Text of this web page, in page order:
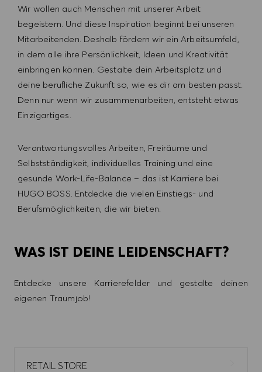
Wir wollen auch Menschen mit unserer Arbeit
begeistern. Und diese Inspiration beginnt bei unseren
Mitarbeitenden. Deshalb fördern wir ein Arbeitsumfeld,
in dem alle ihre Persönlichkeit, Ideen und Kreativität
einbringen können. Gestalte dein Arbeitsplatz und
deine berufliche Zukunft so, wie es dir am besten passt.
Denn nur wenn wir zusammenarbeiten, entsteht etwas
Einzigartiges.
Verantwortungsvolles Arbeiten, Freiräume und
Selbstständigkeit, individuelles Training und eine
gesunde Work-Life-Balance – das ist Karriere bei
HUGO BOSS. Entdecke die vielen Einstiegs- und
Berufsmöglichkeiten, die wir bieten.
WAS IST DEINE LEIDENSCHAFT?
Entdecke unsere Karrierefelder und gestalte deinen
eigenen Traumjob!
RETAIL STORE